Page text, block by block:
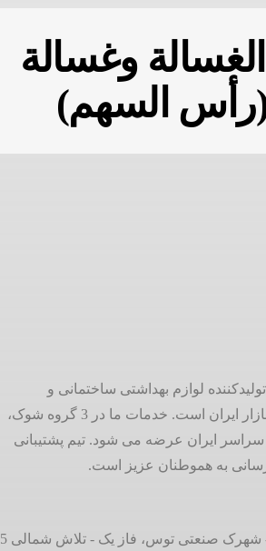
وغسالة
(رأس السهم)
سابقه تولیدکننده لوازم بهداشتی ساختمانی و
تاسیسات ساختمانی در بازار ایران است. خدمات ما در 3 گروه شوک،
سراسر ایران عرضه می شود. تیم پشتیبانی
به هموطنان عزیز است.
صنعتی توس، فاز یک - تلاش شمالی 5